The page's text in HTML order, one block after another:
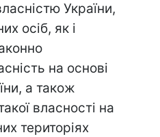
України,
осіб, як і
на основі
а також
власності на
територіях